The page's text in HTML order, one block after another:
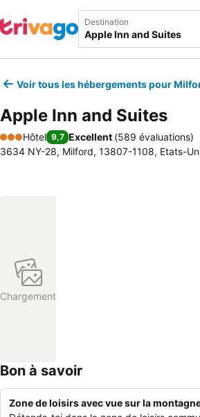
Destination
Voir tous les hébergements pour
Apple Inn and Suites
3 Étoiles
Hôtel 9,7 Excellent (589 évaluations)
3634 NY-28, Milford, 13807-1108, Etats-
Chargement
Bon à savoir
Zone de loisirs avec vue sur la